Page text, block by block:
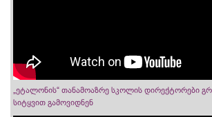
„ეტალონის“ თანამოაზრე სკოლის დირექტორები
სიტყვით გამოვიდნენ